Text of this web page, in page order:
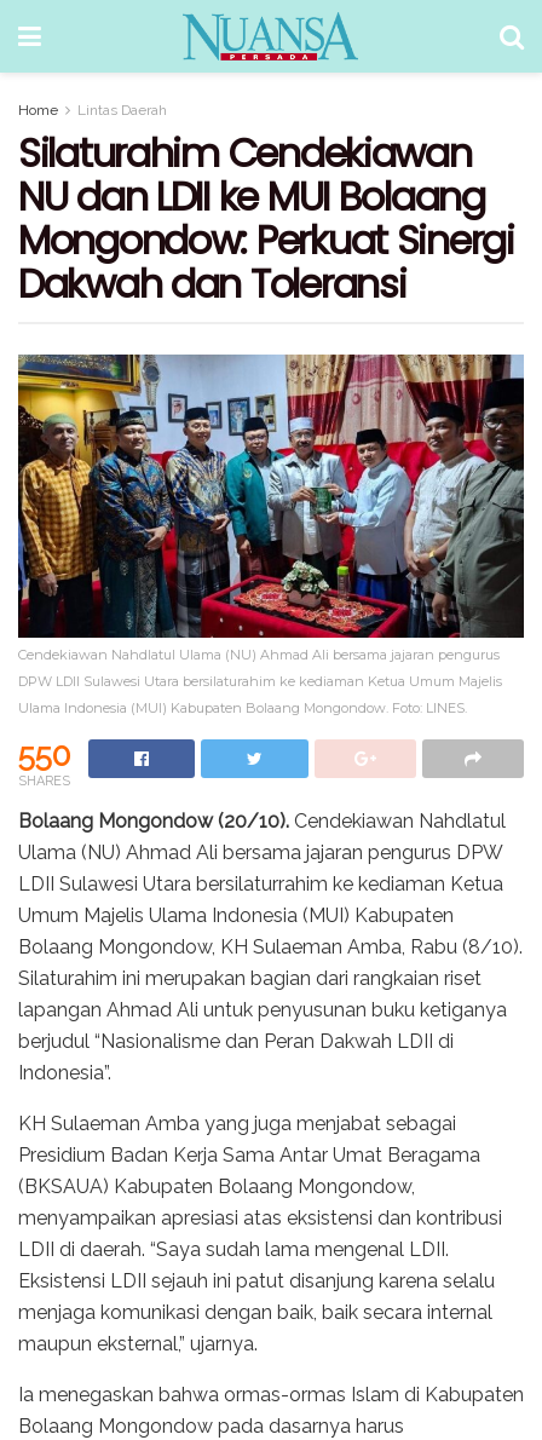
Home Lintas Daerah
Silaturahim Cendekiawan
NU dan LDII ke MUI Bolaang
Mongondow: Perkuat Sinergi
Dakwah dan Toleransi
Cendekiawan Nahdlatul Ulama (NU) Ahmad Ali bersama jajaran pengurus
DPW LDII Sulawesi Utara bersilaturahim ke kediaman Ketua Umum Majelis
Ulama Indonesia (MUI) Kabupaten Bolaang Mongondow. Foto: LINES.
550
SHARES
Bolaang Mongondow (20/10). Cendekiawan Nahdlatul
Ulama (NU) Ahmad Ali bersama jajaran pengurus DPW
LDII Sulawesi Utara bersilaturrahim ke kediaman Ketua
Umum Majelis Ulama Indonesia (MUI) Kabupaten
Bolaang Mongondow, KH Sulaeman Amba, Rabu (8/10).
Silaturahim ini merupakan bagian dari rangkaian riset
lapangan Ahmad Ali untuk penyusunan buku ketiganya
berjudul “Nasionalisme dan Peran Dakwah LDII di
Indonesia”.
KH Sulaeman Amba yang juga menjabat sebagai
Presidium Badan Kerja Sama Antar Umat Beragama
(BKSAUA) Kabupaten Bolaang Mongondow,
menyampaikan apresiasi atas eksistensi dan kontribusi
LDII di daerah. “Saya sudah lama mengenal LDII.
Eksistensi LDII sejauh ini patut disanjung karena selalu
menjaga komunikasi dengan baik, baik secara internal
maupun eksternal,” ujarnya.
Ia menegaskan bahwa ormas-ormas Islam di Kabupaten
Bolaang Mongondow pada dasarnya harus